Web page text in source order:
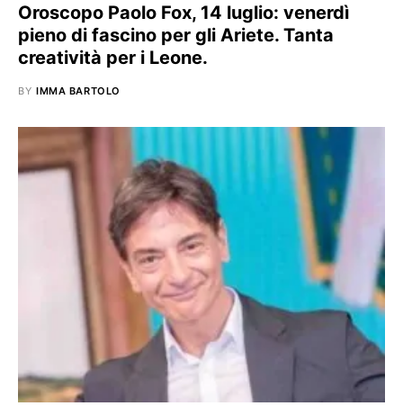
Oroscopo Paolo Fox, 14 luglio: venerdì
pieno di fascino per gli Ariete. Tanta
creatività per i Leone.
BY IMMA BARTOLO